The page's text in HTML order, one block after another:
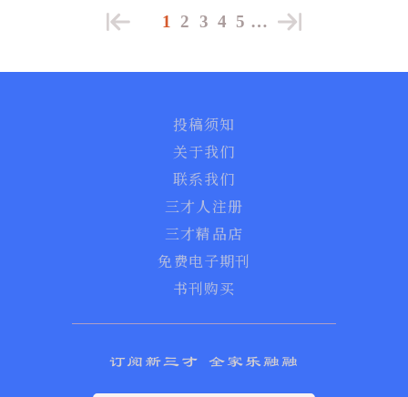
1 2 3 4 5 …
投稿须知
关于我们
联系我们
三才人注册
三才精品店
免费电子期刊
书刊购买
订阅新三才 全家乐融融